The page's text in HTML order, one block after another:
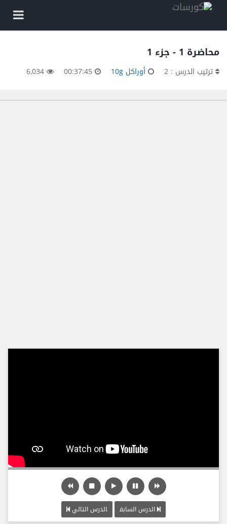
محاضرة 1 - جزء 1
ترتيب الدرس : 2 أوراكل 10g
الدرس السابق الدرس التالي